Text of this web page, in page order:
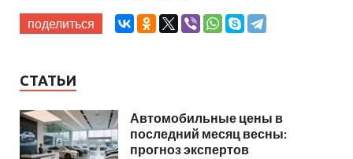
поделиться
СТАТЬИ
Автомобильные цены в
последний месяц весны:
прогноз экспертов